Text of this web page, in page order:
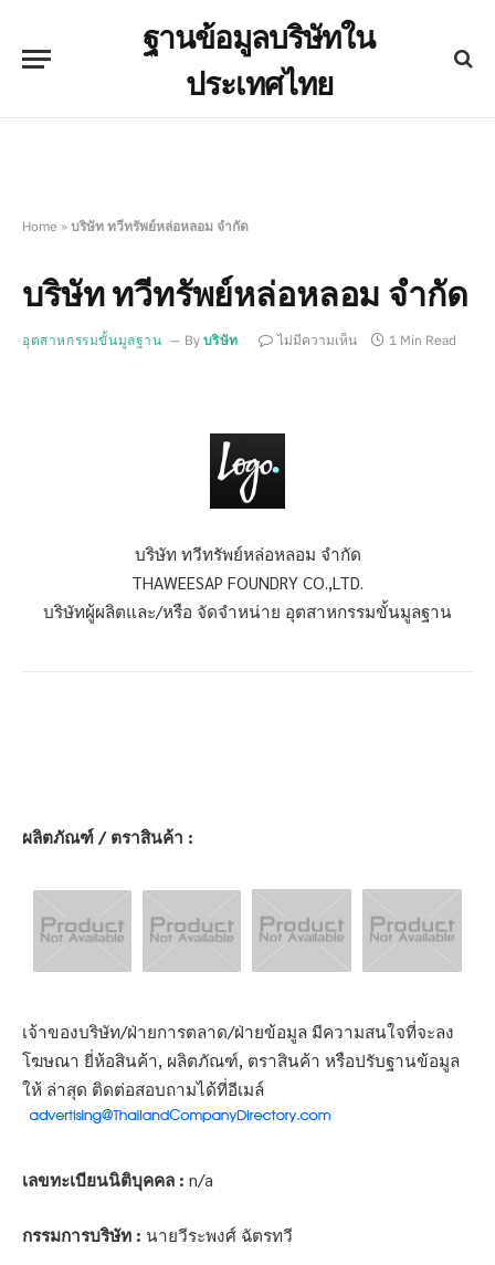
ฐานข้อมูลบริษัทใน
ประเทศไทย
Home » บริษัท ทวีทรัพย์หล่อหลอม จำกัด
บริษัท ทวีทรัพย์หล่อหลอม จำกัด
อุตสาหกรรมขั้นมูลฐาน By บริษัท ไม่มีความเห็น 1 Min Read
บริษัท ทวีทรัพย์หล่อหลอม จำกัด
THAWEESAP FOUNDRY CO.,LTD.
บริษัทผู้ผลิตและ/หรือ จัดจำหน่าย อุตสาหกรรมขั้นมูลฐาน
ผลิตภัณฑ์ / ตราสินค้า :
เจ้าของบริษัท/ฝ่ายการตลาด/ฝ่ายข้อมูล มีความสนใจที่จะลง
โฆษณา ยี่ห้อสินค้า, ผลิตภัณฑ์, ตราสินค้า หรือปรับฐานข้อมูล
ให้ ล่าสุด ติดต่อสอบถามได้ที่อีเมล์
เลขทะเบียนนิติบุคคล : n/a
กรรมการบริษัท : นายวีระพงศ์ ฉัตรทวี